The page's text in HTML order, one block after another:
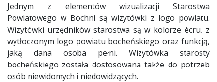
Jednym z elementów wizualizacji Starostwa
Powiatowego w Bochni są wizytówki z logo powiatu.
Wizytówki urzędników starostwa są w kolorze écru, z
wytłoczonym logo powiatu bocheńskiego oraz funkcją,
jaką dana osoba pełni. Wizytówka starosty
bocheńskiego została dostosowana także do potrzeb
osób niewidomych i niedowidzących.